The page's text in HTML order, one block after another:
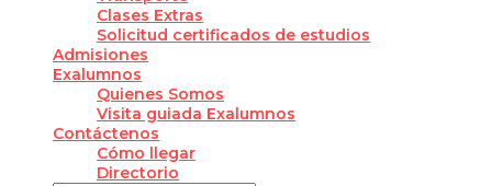
Clases Extras
Solicitud certificados de estudios
Admisiones
Exalumnos
Quienes Somos
Visita guiada Exalumnos
Contáctenos
Cómo llegar
Directorio